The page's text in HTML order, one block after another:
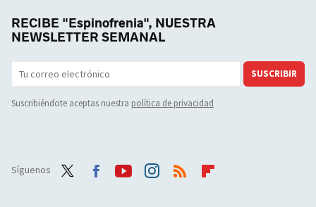
RECIBE "Espinofrenia", NUESTRA
NEWSLETTER SEMANAL
SUSCRIBIR
Suscribiéndote aceptas nuestra política de privacidad
Síguenos